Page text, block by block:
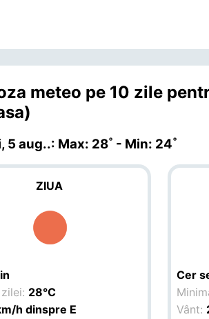
meteo pe 10 zile
5 aug..: Max: 28˚ - Min: 24˚
ZIUA
28°C
h dinspre E
Cer
Vânt: